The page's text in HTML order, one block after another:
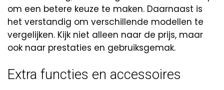
om een betere keuze te maken. Daarnaast is
het verstandig om verschillende modellen te
vergelijken. Kijk niet alleen naar de prijs, maar
ook naar prestaties en gebruiksgemak.
Extra functies en accessoires